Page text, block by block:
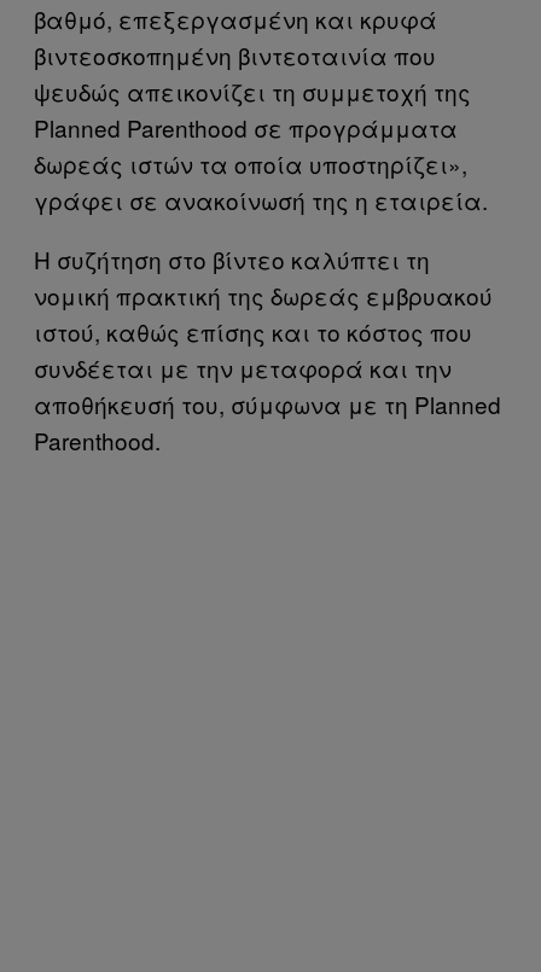
βαθμό, επεξεργασμένη και κρυφά
βιντεοσκοπημένη βιντεοταινία που
ψευδώς απεικονίζει τη συμμετοχή της
Planned Parenthood σε προγράμματα
δωρεάς ιστών τα οποία υποστηρίζει»,
γράφει σε ανακοίνωσή της η εταιρεία.
Η συζήτηση στο βίντεο καλύπτει τη
νομική πρακτική της δωρεάς εμβρυακού
ιστού, καθώς επίσης και το κόστος που
συνδέεται με την μεταφορά και την
αποθήκευσή του, σύμφωνα με τη Planned
Parenthood.